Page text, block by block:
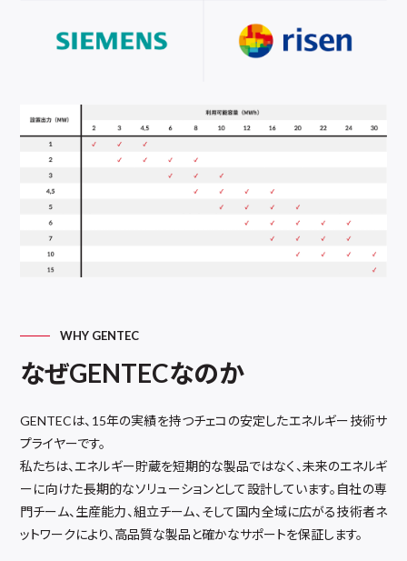
WHY GENTEC
なぜGENTECなのか
GENTECは、15年の実績を持つチェコの安定したエネルギー技術サ
プライヤーです。
私たちは、エネルギー貯蔵を短期的な製品ではなく、未来のエネルギ
ーに向けた長期的なソリューションとして設計しています。自社の専
門チーム、生産能力、組立チーム、そして国内全域に広がる技術者ネ
ットワークにより、高品質な製品と確かなサポートを保証します。